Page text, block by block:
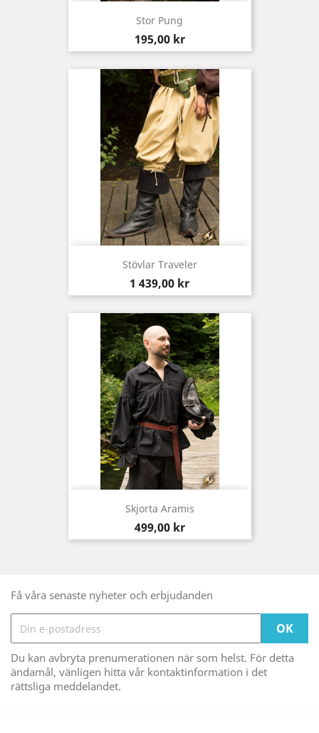
Stor Pung
Pris
195,00 kr
Stövlar Traveler
Pris
1 439,00 kr
Skjorta Aramis
Pris
499,00 kr
Få våra senaste nyheter och erbjudanden
Du kan avbryta prenumerationen när som helst. För detta
ändamål, vänligen hitta vår kontaktinformation i det
rättsliga meddelandet.